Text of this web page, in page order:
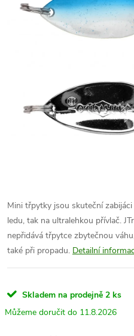
Mini třpytky jsou skuteční
ledu, tak na ultralehkou přívlač.
nepřidává třpytce zbytečnou
také při propadu. Detailní
Skladem na prodejně 2 ks
11.8.2026